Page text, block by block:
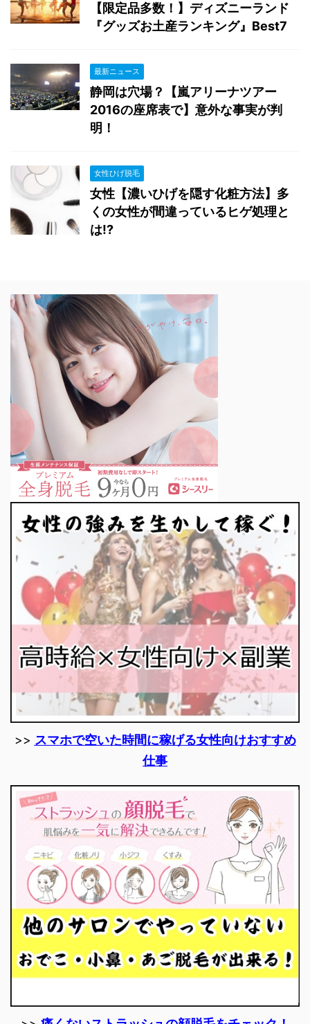
【限定品多数！】ディズニーランド
『グッズお土産ランキング』Best7
最新ニュース
静岡は穴場？【嵐アリーナツアー
2016の座席表で】意外な事実が判
明！
女性ひげ脱毛
女性【濃いひげを隠す化粧方法】多
くの女性が間違っているヒゲ処理と
は!?
>> スマホで空いた時間に稼げる女性向けおすすめ
仕事